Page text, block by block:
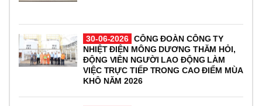
30-06-2026 CÔNG ĐOÀN CÔNG TY
NHIỆT ĐIỆN MÔNG DƯƠNG THĂM HỎI,
ĐỘNG VIÊN NGƯỜI LAO ĐỘNG LÀM
VIỆC TRỰC TIẾP TRONG CAO ĐIỂM MÙA
KHÔ NĂM 2026